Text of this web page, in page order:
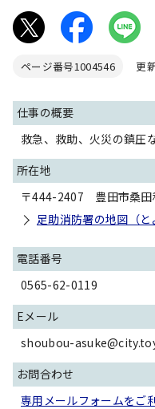
ページ番号1004546 更
仕事の概要
救急、救助、火災の鎮圧
所在地
〒444-2407 豊田市桑田
足助消防署の地図（と
電話番号
0565-62-0119
Eメール
shoubou-
お問合わせ
専用メールフォームをご